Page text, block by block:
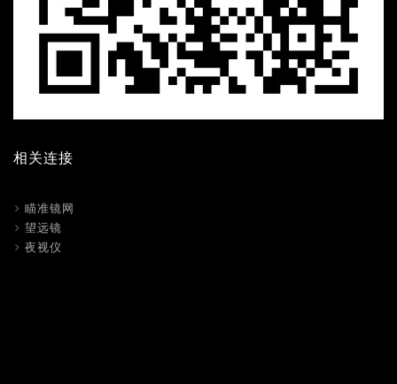
相关连接
瞄准镜网
望远镜
夜视仪